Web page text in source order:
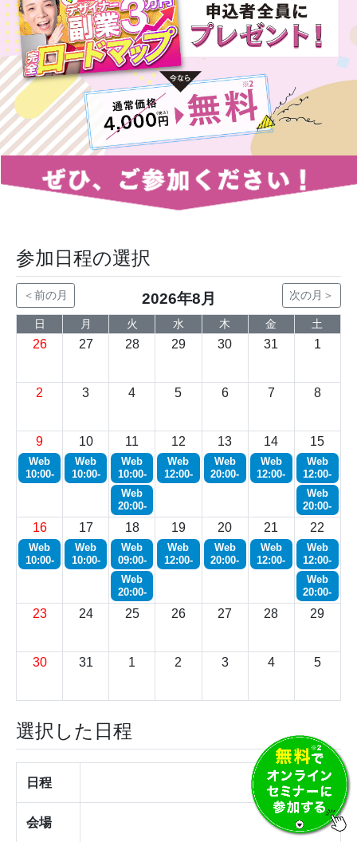
参加日程の選択
＜前の月 2026年8月 次の月＞
日 月 火 水 木 金 土
26 27 28 29 30 31 1
2 3 4 5 6 7 8
9
Web
10:00-
10
Web
10:00-
11
Web
10:00-
Web
20:00-
12
Web
12:00-
13
Web
20:00-
14
Web
12:00-
15
Web
12:00-
Web
20:00-
16
Web
10:00-
17
Web
10:00-
18
Web
09:00-
Web
20:00-
19
Web
12:00-
20
Web
20:00-
21
Web
12:00-
22
Web
12:00-
Web
20:00-
23 24 25 26 27 28 29
30 31 1 2 3 4 5
選択した日程
日程
会場